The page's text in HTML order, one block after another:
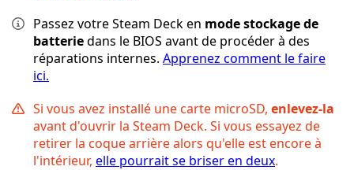
Passez votre Steam Deck en mode stockage de
batteriedans le BIOS avant de procéder à des
réparations internes. Apprenez comment le faire
ici.
Si vous avez installé une carte microSD, enlevez-la
avant d'ouvrir la Steam Deck. Si vous essayez de
retirer la coque arrière alors qu'elle est encore à
l'intérieur, elle pourrait se briser en deux.